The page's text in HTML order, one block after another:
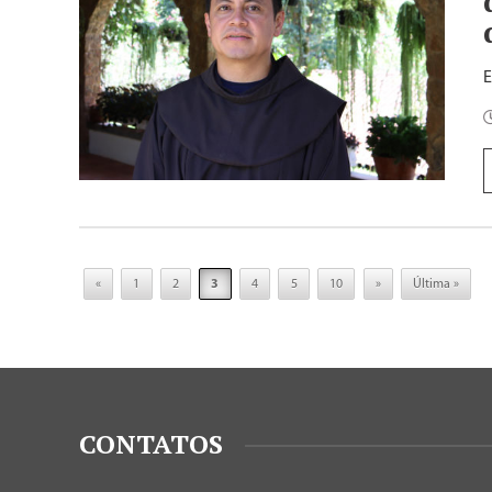
« 1 2 3 4 5 10 » Última »
CONTATOS